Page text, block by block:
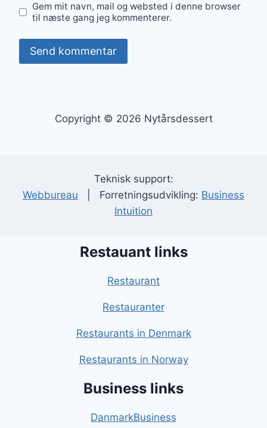
Gem mit navn, mail og websted i denne browser
til næste gang jeg kommenterer.
Copyright © 2026 Nytårsdessert
Teknisk support:
Webbureau | Forretningsudvikling: Business
Intuition
Restauant links
Restaurant
Restauranter
Restaurants in Denmark
Restaurants in Norway
Business links
DanmarkBusiness